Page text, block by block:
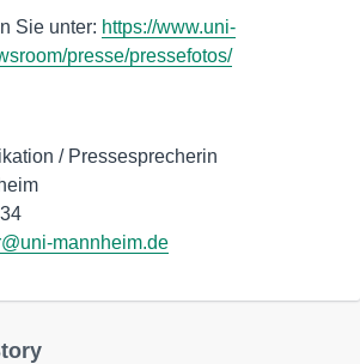
Sie unter: https://www.uni-
presse/pressefotos/
/ Pressesprecherin
mannheim.de